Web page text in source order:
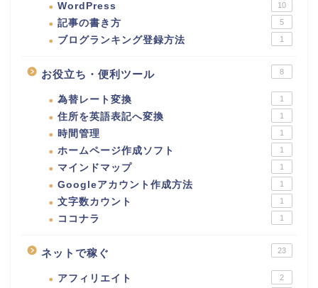
WordPress 10
記事の書き方 5
ブログランキング登録方法 1
お役立ち・便利ツール 8
為替レート変換 1
住所を英語表記へ変換 1
時間管理 1
ホームページ作成ソフト 1
マインドマップ 1
Googleアカウント作成方法 1
文字数カウント 1
ココナラ 1
ネットで稼ぐ 23
アフィリエイト 2